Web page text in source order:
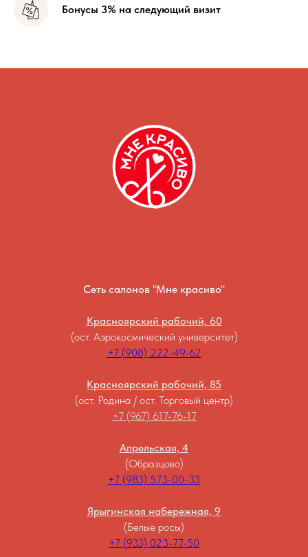
Бонусы 3% на следующий визит
Сеть салонов "Мне красиво"
Красноярский рабочий, 60
(ост. Аэрокосмический университет)
+7 (908) 222-49-62
Красноярский рабочий, 85
(ост. Родина / ост. Торговый центр)
+7 (967) 617-76-17
Апрельская, 4
(Образцово)
+7 (983) 573-00-33
Ярыгинская набережная, 9
(Белые росы)
+7 (933) 023-77-50